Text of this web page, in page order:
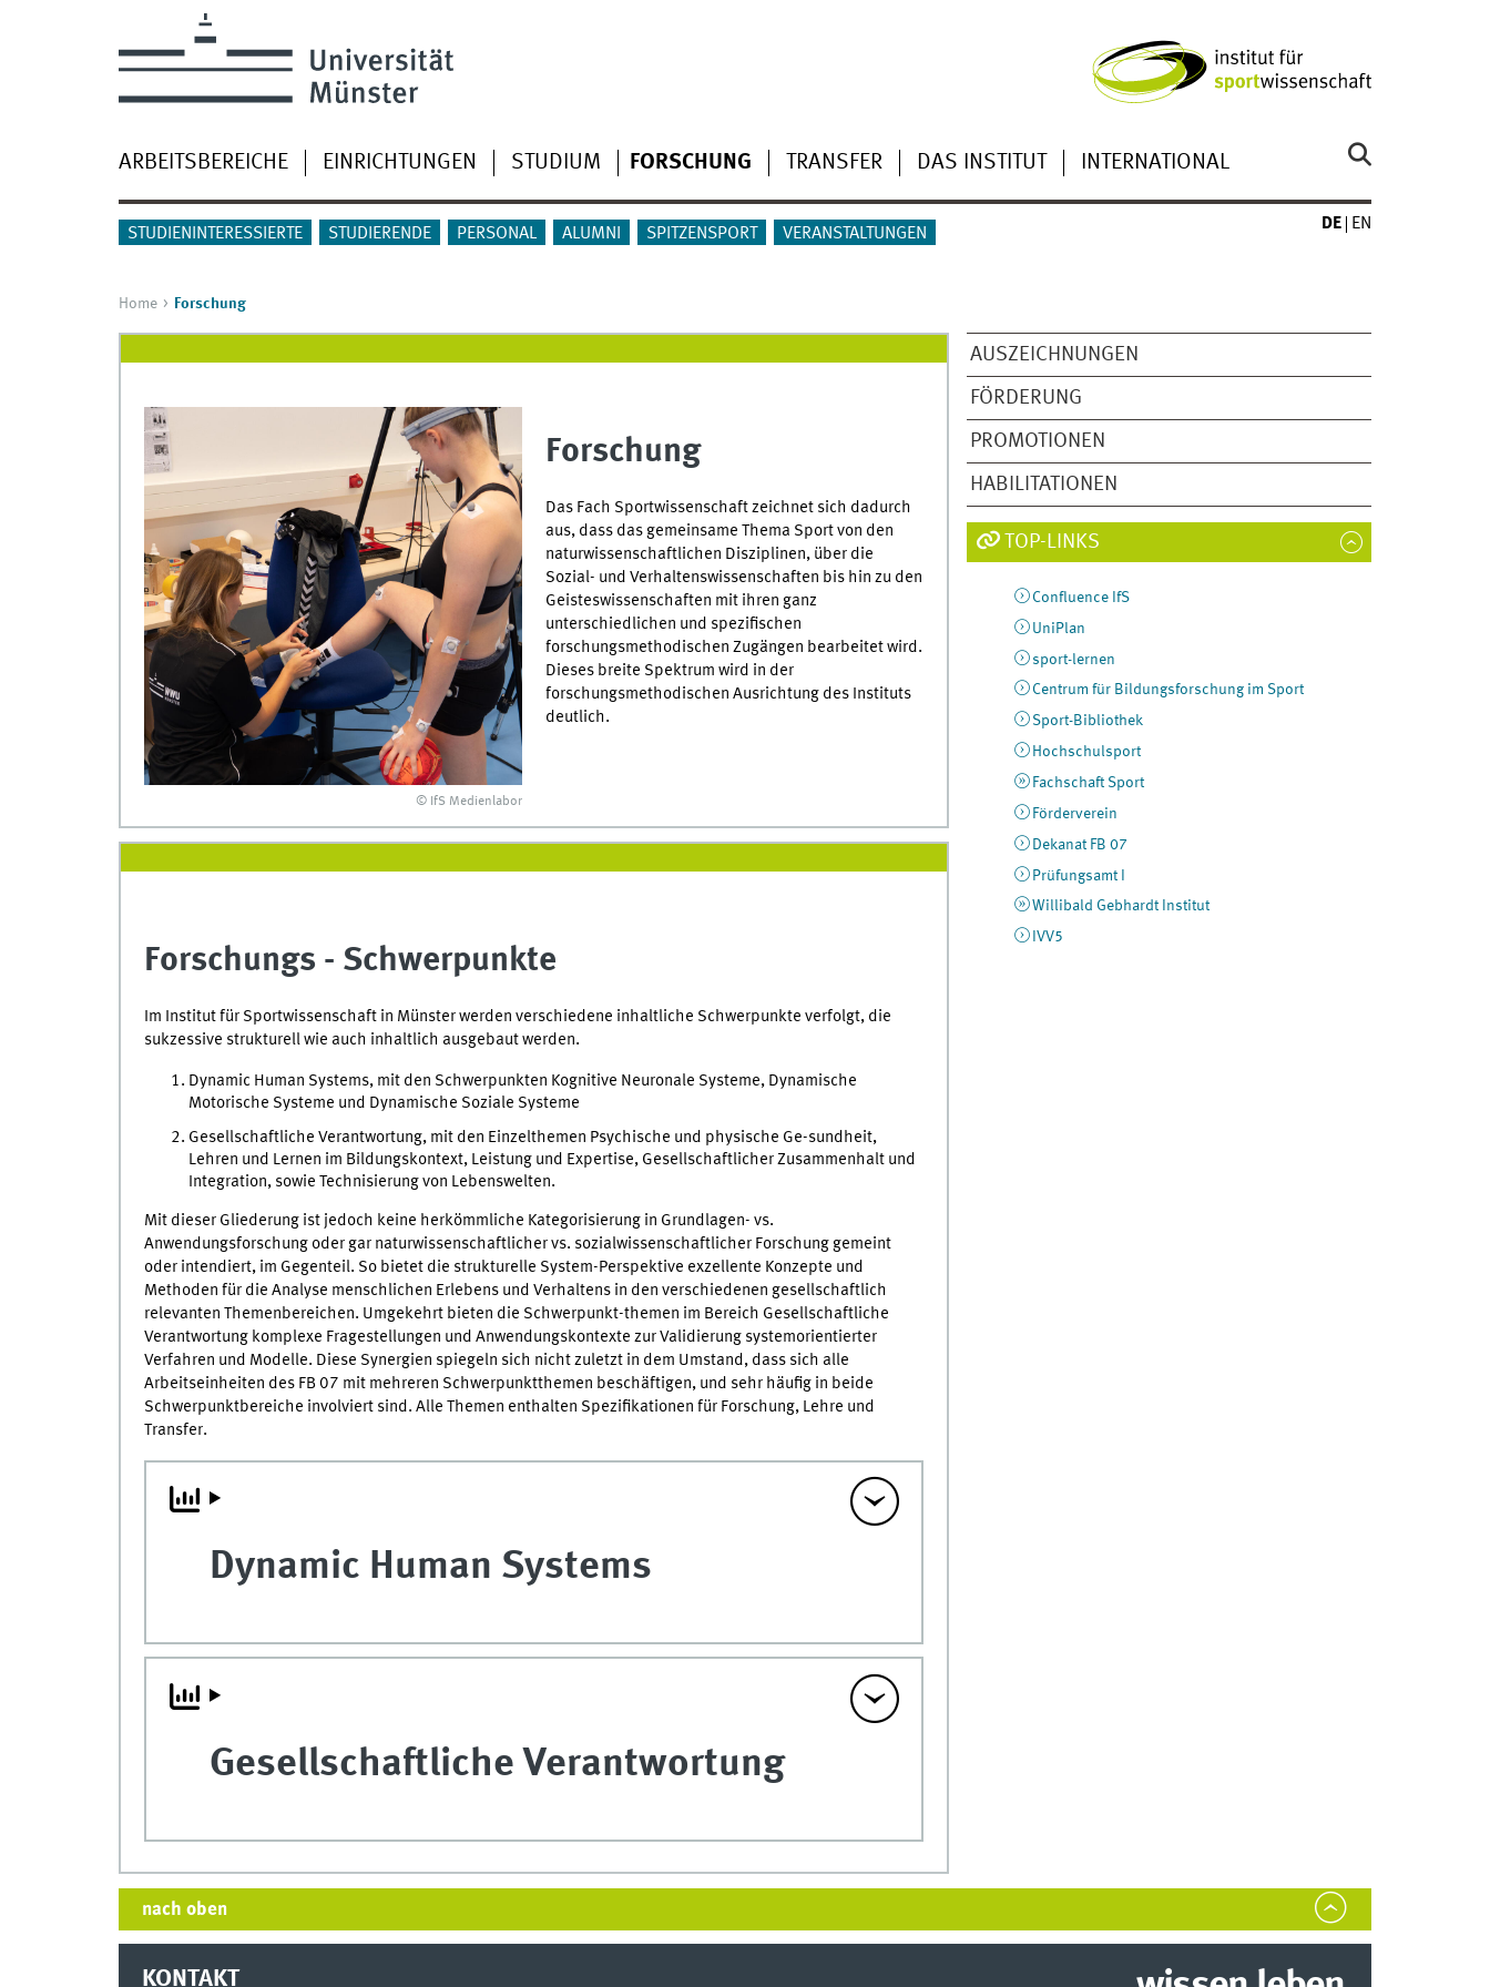
ARBEITSBEREICHE EINRICHTUNGEN STUDIUM FORSCHUNG TRANSFER DAS INSTITUT INTERNATIONAL
STUDIENINTERESSIERTE STUDIERENDE PERSONAL ALUMNI SPITZENSPORT VERANSTALTUNGEN
DE EN
Home Forschung
AUSZEICHNUNGEN
FÖRDERUNG
PROMOTIONEN
HABILITATIONEN
© IfS Medienlabor
Forschung
Das Fach Sportwissenschaft zeichnet sich dadurch
aus, dass das gemeinsame Thema Sport von den
naturwissenschaftlichen Disziplinen, über die
Sozial- und Verhaltenswissenschaften bis hin zu den
Geisteswissenschaften mit ihren ganz
unterschiedlichen und spezifischen
forschungsmethodischen Zugängen bearbeitet wird.
Dieses breite Spektrum wird in der
forschungsmethodischen Ausrichtung des Instituts
deutlich.
Forschungs - Schwerpunkte
Im Institut für Sportwissenschaft in Münster werden verschiedene inhaltliche Schwerpunkte verfolgt, die
sukzessive strukturell wie auch inhaltlich ausgebaut werden.
Dynamic Human Systems, mit den Schwerpunkten Kognitive Neuronale Systeme, Dynamische
Motorische Systeme und Dynamische Soziale Systeme
Gesellschaftliche Verantwortung, mit den Einzelthemen Psychische und physische Ge-sundheit,
Lehren und Lernen im Bildungskontext, Leistung und Expertise, Gesellschaftlicher Zusammenhalt und
Integration, sowie Technisierung von Lebenswelten.
Mit dieser Gliederung ist jedoch keine herkömmliche Kategorisierung in Grundlagen- vs.
Anwendungsforschung oder gar naturwissenschaftlicher vs. sozialwissenschaftlicher Forschung gemeint
oder intendiert, im Gegenteil. So bietet die strukturelle System-Perspektive exzellente Konzepte und
Methoden für die Analyse menschlichen Erlebens und Verhaltens in den verschiedenen gesellschaftlich
relevanten Themenbereichen. Umgekehrt bieten die Schwerpunkt-themen im Bereich Gesellschaftliche
Verantwortung komplexe Fragestellungen und Anwendungskontexte zur Validierung systemorientierter
Verfahren und Modelle. Diese Synergien spiegeln sich nicht zuletzt in dem Umstand, dass sich alle
Arbeitseinheiten des FB 07 mit mehreren Schwerpunktthemen beschäftigen, und sehr häufig in beide
Schwerpunktbereiche involviert sind. Alle Themen enthalten Spezifikationen für Forschung, Lehre und
Transfer.
Dynamic Human Systems
Gesellschaftliche Verantwortung
TOP-LINKS
Confluence IfS
UniPlan
sport-lernen
Centrum für Bildungsforschung im Sport
Sport-Bibliothek
Hochschulsport
Fachschaft Sport
Förderverein
Dekanat FB 07
Prüfungsamt I
Willibald Gebhardt Institut
IVV5
nach oben
KONTAKT